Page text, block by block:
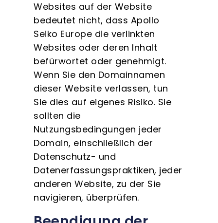
Websites auf der Website
bedeutet nicht, dass Apollo
Seiko Europe die verlinkten
Websites oder deren Inhalt
befürwortet oder genehmigt.
Wenn Sie den Domainnamen
dieser Website verlassen, tun
Sie dies auf eigenes Risiko. Sie
sollten die
Nutzungsbedingungen jeder
Domain, einschließlich der
Datenschutz- und
Datenerfassungspraktiken, jeder
anderen Website, zu der Sie
navigieren, überprüfen.